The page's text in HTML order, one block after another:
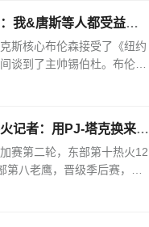
我&唐斯等人都受益匪
我生气
斯核心布伦森接受了《纽约
谈到了主帅锡伯杜。布伦森
我的职业生涯意义重大，
记者：用PJ-塔克换来米
赛第二轮，东部第十热火12
八老鹰，晋级季后赛，将
。本场比赛戴维恩-米切尔